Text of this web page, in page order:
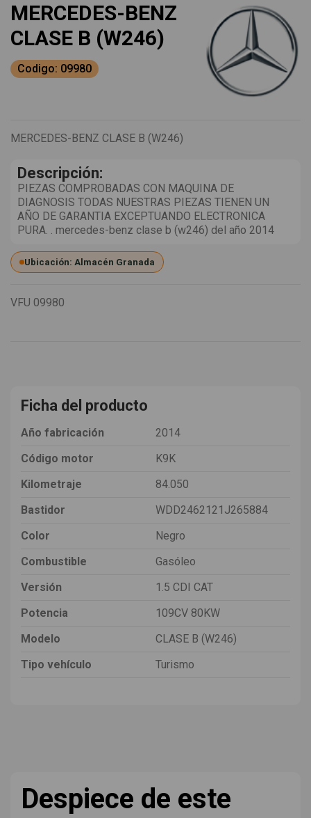
MERCEDES-BENZ
CLASE B (W246)
Codigo: 09980
MERCEDES-BENZ CLASE B (W246)
Descripción:
PIEZAS COMPROBADAS CON MAQUINA DE
DIAGNOSIS TODAS NUESTRAS PIEZAS TIENEN UN
AÑO DE GARANTIA EXCEPTUANDO ELECTRONICA
PURA. . mercedes-benz clase b (w246) del año 2014
Ubicación: Almacén Granada
VFU 09980
Ficha del producto
Año fabricación
2014
Código motor
K9K
Kilometraje
84.050
Bastidor
WDD2462121J265884
Color
Negro
Combustible
Gasóleo
Versión
1.5 CDI CAT
Potencia
109CV 80KW
Modelo
CLASE B (W246)
Tipo vehículo
Turismo
Despiece de este